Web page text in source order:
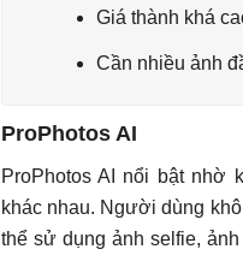
Giá thành khá
Cần nhiều ảnh
ProPhotos AI
ProPhotos AI nổi bật nhờ
khác nhau. Người dùng
thể sử dụng ảnh selfie,